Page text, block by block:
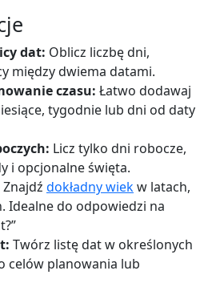
dat: Oblicz liczbę dni,
między dwiema datami.
czasu: Łatwo dodawaj
tygodnie lub dni od daty
Licz tylko dni robocze,
i opcjonalne święta.
Znajdź dokładny wiekw latach,
Idealne do odpowiedzi na
Twórz listę dat w określonych
celów planowania lub